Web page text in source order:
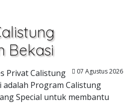
Bekasi
07 Agustus 2026
Privat Calistung
adalah Program Calistung
Special untuk membantu